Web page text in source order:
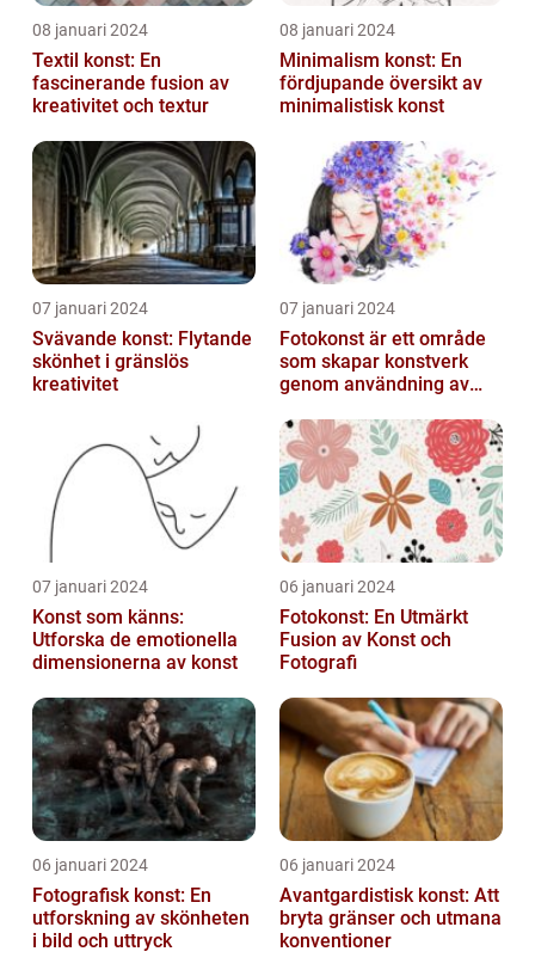
08 januari 2024
Textil konst: En
fascinerande fusion av
kreativitet och textur
08 januari 2024
Minimalism konst: En
fördjupande översikt av
minimalistisk konst
07 januari 2024
Svävande konst: Flytande
skönhet i gränslös
kreativitet
07 januari 2024
Fotokonst är ett område
som skapar konstverk
genom användning av
07 januari 2024
Konst som känns:
Utforska de emotionella
dimensionerna av konst
06 januari 2024
Fotokonst: En Utmärkt
Fusion av Konst och
Fotografi
06 januari 2024
Fotografisk konst: En
utforskning av skönheten
i bild och uttryck
06 januari 2024
Avantgardistisk konst: Att
bryta gränser och utmana
konventioner